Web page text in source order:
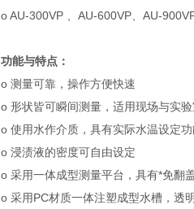
o AU-300VP 、AU-600VP、AU-
功能与特点：
o 测量可靠，操作方便快速
o 形状皆可瞬间测量，适用现场与实验
o 使用水作介质，具有实际水温设定
o 浸渍液的密度可自由设定
o 采用一体成型测量平台，具有*免翻
o 采用PC材质一体注塑成型水槽，透